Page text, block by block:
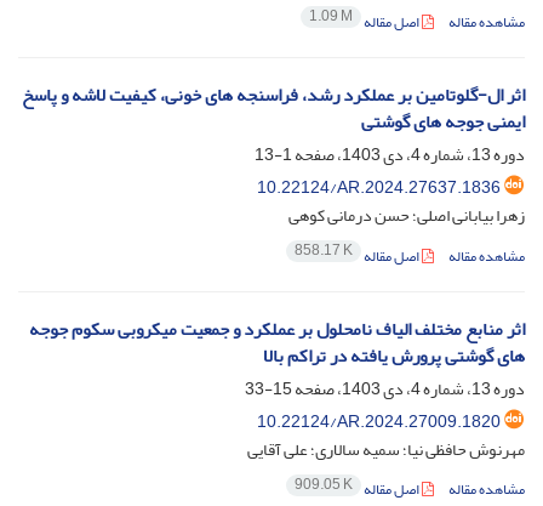
مشاهده مقاله اصل مقاله 1.09 M
اثر ال-گلوتامین بر عملکرد رشد، فراسنجه های خونی، کیفیت لاشه و پاسخ
ایمنی جوجه های گوشتی
دوره 13، شماره 4، دی 1403، صفحه
1-13
10.22124/AR.2024.27637.1836
زهرا بیابانی اصلی؛ حسن درمانی کوهی
مشاهده مقاله اصل مقاله 858.17 K
اثر منابع مختلف الیاف نامحلول بر عملکرد و جمعیت میکروبی سکوم جوجه‏
های گوشتی پرورش یافته در تراکم بالا
دوره 13، شماره 4، دی 1403، صفحه
15-33
10.22124/AR.2024.27009.1820
مهرنوش حافظی نیا؛ سمیه سالاری؛ علی آقایی
مشاهده مقاله اصل مقاله 909.05 K